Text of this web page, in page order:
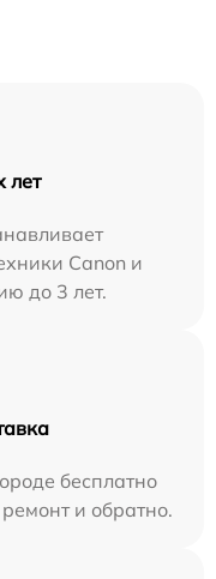
лет
Canon и
до 3 лет.
бесплатно
и обратно.